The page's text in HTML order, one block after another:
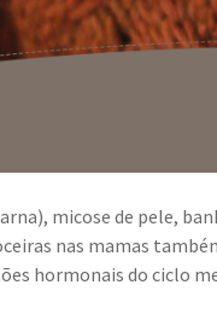
micose de pele,
nas mamas
hormonais do ciclo